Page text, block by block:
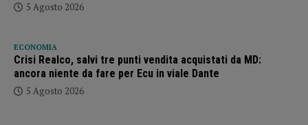
5 Agosto 2026
ECONOMIA
Crisi Realco, salvi tre punti vendita acquistati da MD:
ancora niente da fare per Ecu in viale Dante
5 Agosto 2026